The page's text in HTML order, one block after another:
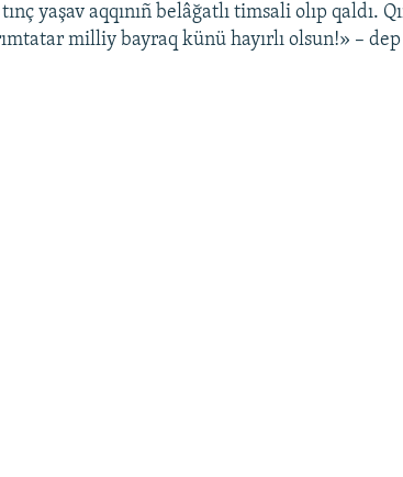
yaşav aqqınıñ belâğatlı timsali olıp qaldı.
milliy bayraq künü hayırlı olsun!» – dep